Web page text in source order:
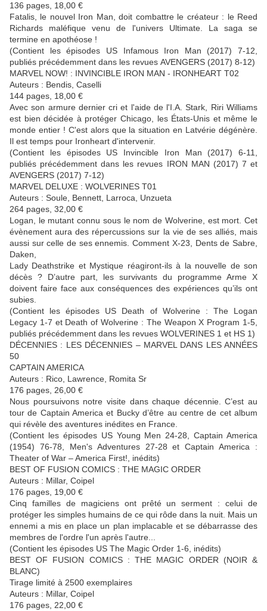
136 pages, 18,00 €
Fatalis, le nouvel Iron Man, doit combattre le créateur : le Reed
Richards maléfique venu de l'univers Ultimate. La saga se
termine en apothéose !
(Contient les épisodes US Infamous Iron Man (2017) 7-12,
publiés précédemment dans les revues AVENGERS (2017) 8-12)
MARVEL NOW! : INVINCIBLE IRON MAN - IRONHEART T02
Auteurs : Bendis, Caselli
144 pages, 18,00 €
Avec son armure dernier cri et l'aide de l'I.A. Stark, Riri Williams
est bien décidée à protéger Chicago, les États-Unis et même le
monde entier ! C'est alors que la situation en Latvérie dégénère.
Il est temps pour Ironheart d'intervenir.
(Contient les épisodes US Invincible Iron Man (2017) 6-11,
publiés précédemment dans les revues IRON MAN (2017) 7 et
AVENGERS (2017) 7-12)
MARVEL DELUXE : WOLVERINES T01
Auteurs : Soule, Bennett, Larroca, Unzueta
264 pages, 32,00 €
Logan, le mutant connu sous le nom de Wolverine, est mort. Cet
évènement aura des répercussions sur la vie de ses alliés, mais
aussi sur celle de ses ennemis. Comment X-23, Dents de Sabre,
Daken,
Lady Deathstrike et Mystique réagiront-ils à la nouvelle de son
décès ? D’autre part, les survivants du programme Arme X
doivent faire face aux conséquences des expériences qu’ils ont
subies.
(Contient les épisodes US Death of Wolverine : The Logan
Legacy 1-7 et Death of Wolverine : The Weapon X Program 1-5,
publiés précédemment dans les revues WOLVERINES 1 et HS 1)
DÉCENNIES : LES DÉCENNIES – MARVEL DANS LES ANNÉES
50
CAPTAIN AMERICA
Auteurs : Rico, Lawrence, Romita Sr
176 pages, 26,00 €
Nous poursuivons notre visite dans chaque décennie. C’est au
tour de Captain America et Bucky d’être au centre de cet album
qui révèle des aventures inédites en France.
(Contient les épisodes US Young Men 24-28, Captain America
(1954) 76-78, Men's Adventures 27-28 et Captain America :
Theater of War – America First!, inédits)
BEST OF FUSION COMICS : THE MAGIC ORDER
Auteurs : Millar, Coipel
176 pages, 19,00 €
Cinq familles de magiciens ont prêté un serment : celui de
protéger les simples humains de ce qui rôde dans la nuit. Mais un
ennemi a mis en place un plan implacable et se débarrasse des
membres de l'ordre l'un après l'autre...
(Contient les épisodes US The Magic Order 1-6, inédits)
BEST OF FUSION COMICS : THE MAGIC ORDER (NOIR &
BLANC)
Tirage limité à 2500 exemplaires
Auteurs : Millar, Coipel
176 pages, 22,00 €